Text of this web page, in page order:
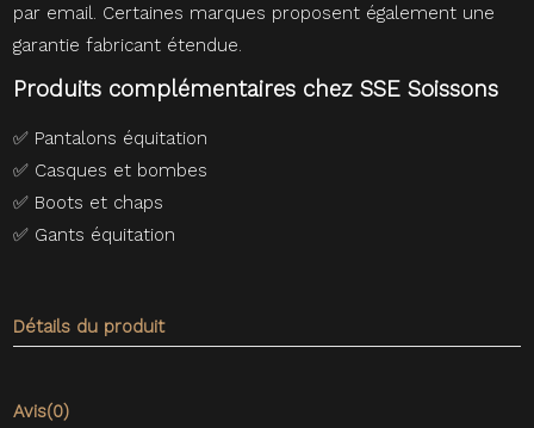
par email. Certaines marques proposent également une
garantie fabricant étendue.
Produits complémentaires chez SSE Soissons
✅ Pantalons équitation
✅ Casques et bombes
✅ Boots et chaps
✅ Gants équitation
Détails du produit
Avis(0)